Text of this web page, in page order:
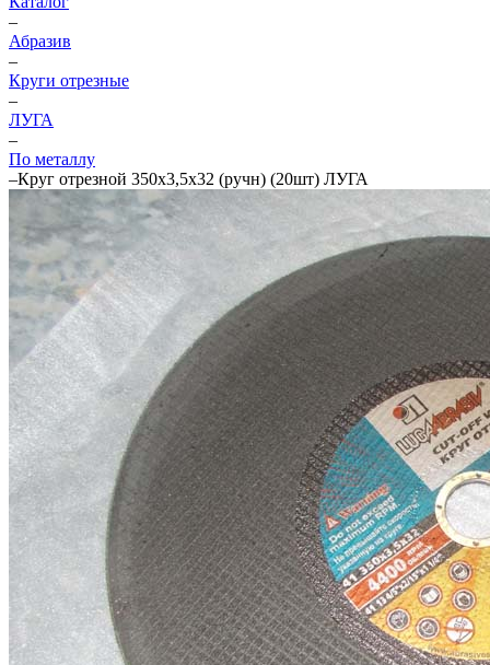
–
Абразив
–
Круги отрезные
–
ЛУГА
–
По металлу
–Круг отрезной 350х3,5х32 (ручн) (20шт) ЛУГА